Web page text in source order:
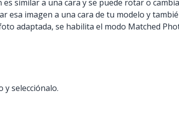
es similar a una cara y se puede rotar o
esa imagen a una cara de tu modelo y
adaptada, se habilita el modo Matched
y selecciónalo.